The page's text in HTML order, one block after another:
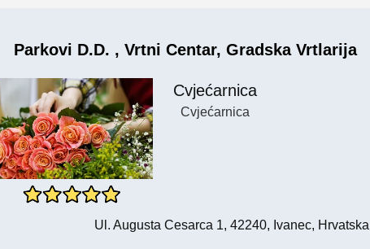
Parkovi D.d. , Vrtni Centar, Gradska Vrtlarija
Cvjećarnica
Cvjećarnica
Ul. Augusta Cesarca 1, 42240, Ivanec, Hrvatska